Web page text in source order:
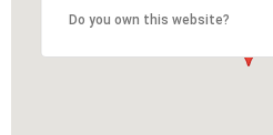
Do you own this website?